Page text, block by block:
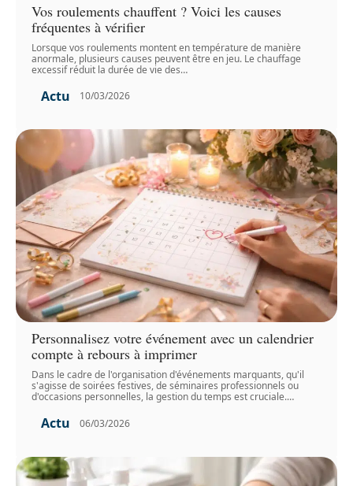
Vos roulements chauffent ? Voici les causes
fréquentes à vérifier
Lorsque vos roulements montent en température de manière
anormale, plusieurs causes peuvent être en jeu. Le chauffage
excessif réduit la durée de vie des…
Actu 10/03/2026
Personnalisez votre événement avec un calendrier
compte à rebours à imprimer
Dans le cadre de l'organisation d'événements marquants, qu'il
s'agisse de soirées festives, de séminaires professionnels ou
d'occasions personnelles, la gestion du temps est cruciale.…
Actu 06/03/2026